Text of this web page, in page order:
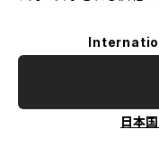
日本